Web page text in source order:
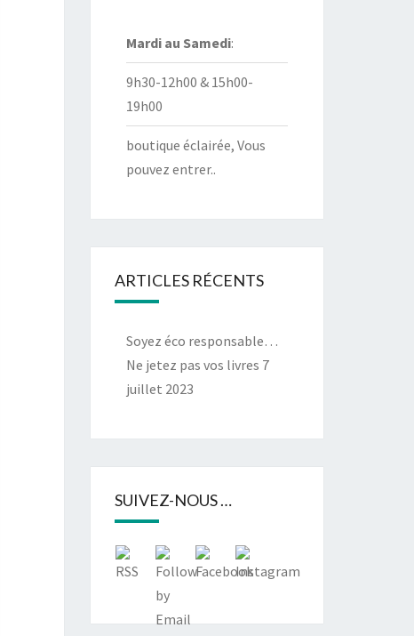
Mardi au Samedi:
9h30-12h00 & 15h00-
19h00
boutique éclairée, Vous
pouvez entrer..
ARTICLES RÉCENTS
Soyez éco responsable…
Ne jetez pas vos livres 7
juillet 2023
SUIVEZ-NOUS …